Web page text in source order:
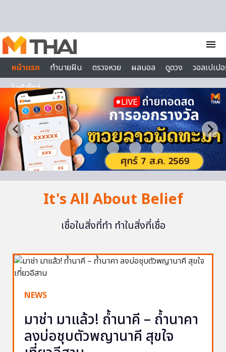
menu
หน้าแรก
ทำนายฝัน ตรวจหวย ผลบอล ดูดวง
วอลเปเป
ไลฟ์สไตล์
It's All About Belief
เชื่อในสิ่งที่ทำ ทำในสิ่งที่เชื่อ
NEWS
มาช่า มาแล้ว! ถ้ำนาคี – ถ้ำนาคา
ลงบ่อชุบตัวพญานาคี สุขใจ